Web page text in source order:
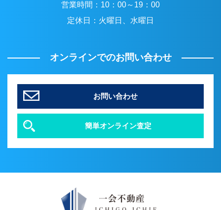
営業時間： 10：00～19：00
定休日： 火曜日、水曜日
オンラインでのお問い合わせ
お問い合わせ
簡単オンライン査定